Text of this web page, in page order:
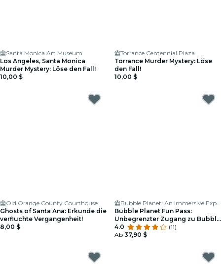
Santa Monica Art Museum
Los Angeles, Santa Monica
Murder Mystery: Löse den Fall!
10,00 $
Torrance Centennial Plaza
Torrance Murder Mystery: Löse
den Fall!
10,00 $
Old Orange County Courthouse
Ghosts of Santa Ana: Erkunde die
verfluchte Vergangenheit!
8,00 $
Bubble Planet: An Immersive Experience - Los Angeles
Bubble Planet Fun Pass:
Unbegrenzter Zugang zu Bubble
Planet Los Angeles für 6 Monate
4.0
(11)
Ab 37,90 $